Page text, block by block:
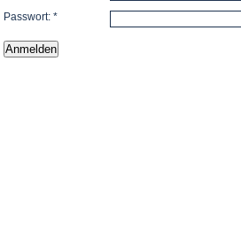
Passwort: *